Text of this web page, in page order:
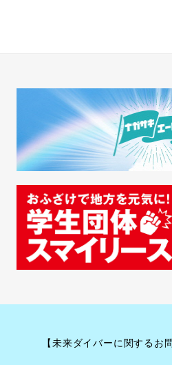
【未来ダイバーに関するお